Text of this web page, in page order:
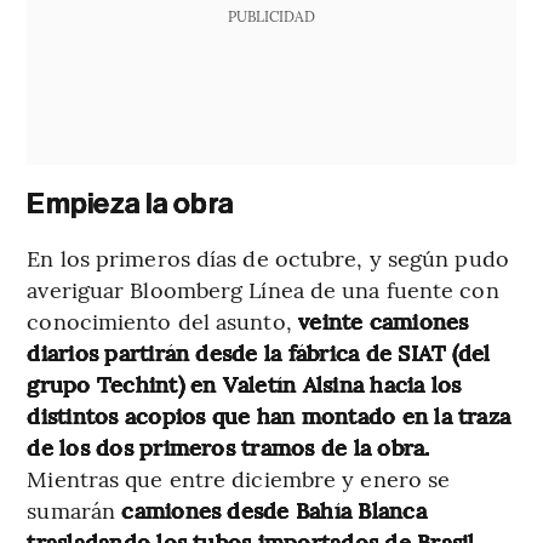
PUBLICIDAD
Empieza la obra
En los primeros días de octubre, y según pudo
averiguar Bloomberg Línea de una fuente con
conocimiento del asunto, veinte camiones
diarios partirán desde la fábrica de SIAT (del
grupo Techint) en Valetín Alsina hacia los
distintos acopios que han montado en la traza
de los dos primeros tramos de la obra.
Mientras que entre diciembre y enero se
sumarán camiones desde Bahía Blanca